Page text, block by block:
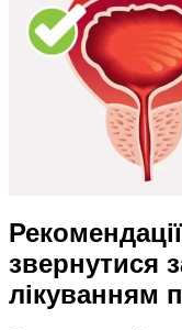
звернутися
лікуванням